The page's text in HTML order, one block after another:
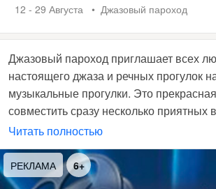
12 - 29 Августа Джазовый пароход
Джазовый пароход приглашает всех
настоящего джаза и речных прогулок
музыкальные прогулки. Это
совместить сразу несколько приятных
живописные берега петербургских рек
сделают путешествие поистине
Прогулка на джазовом пароходе – идея
Читать полностью
РЕКЛАМА 6+